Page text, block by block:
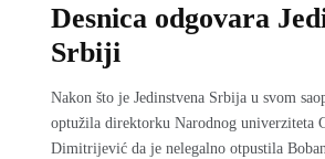
Desnica odgovara
Srbiji
Nakon što je Jedinstvena Srbija u svom
optužila direktorku Narodnog univerziteta
Dimitrijević da je nelegalno otpustila